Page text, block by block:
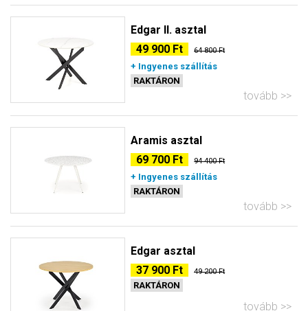
Edgar II. asztal
49 900 Ft
64 800 Ft
+ Ingyenes szállítás
RAKTÁRON
tovább
Aramis asztal
69 700 Ft
94 400 Ft
+ Ingyenes szállítás
RAKTÁRON
tovább
Edgar asztal
37 900 Ft
49 200 Ft
RAKTÁRON
tovább